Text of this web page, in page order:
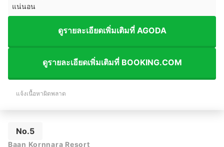
แน่นอน
ดูรายละเอียดเพิ่มเติมที่ AGODA
ดูรายละเอียดเพิ่มเติมที่ BOOKING.COM
แจ้งเนื้อหาผิดพลาด
No.5
Baan Kornnara Resort